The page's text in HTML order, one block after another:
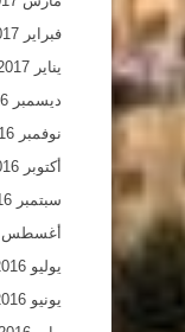
فبراير 2017
يناير 2017
ديسمبر 2016
نوفمبر 2016
أكتوبر 2016
سبتمبر 2016
أغسطس 2016
يوليو 2016
يونيو 2016